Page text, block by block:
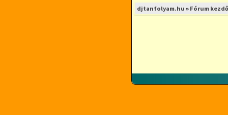
djtanfolyam.hu » Fórum